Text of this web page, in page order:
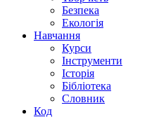
Безпека
Екологія
Навчання
Курси
Інструменти
Історія
Бібліотека
Словник
Код